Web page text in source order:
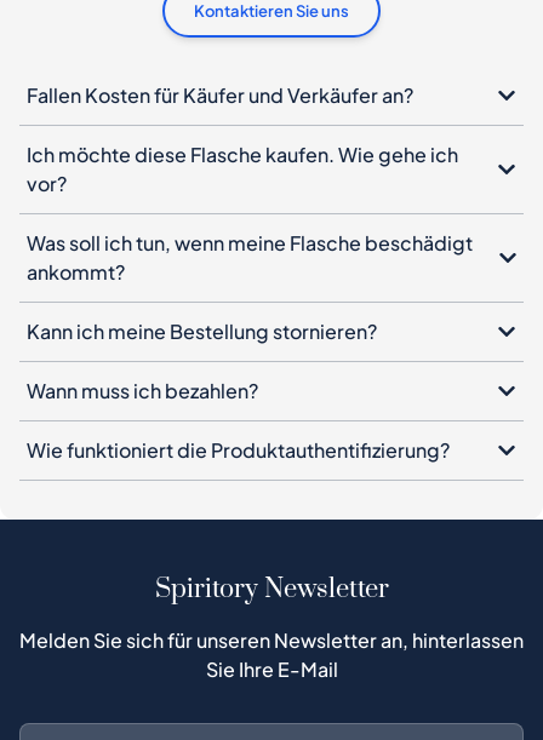
Kontaktieren Sie uns
Fallen Kosten für Käufer und Verkäufer an?
Ich möchte diese Flasche kaufen. Wie gehe ich
vor?
Was soll ich tun, wenn meine Flasche beschädigt
ankommt?
Kann ich meine Bestellung stornieren?
Wann muss ich bezahlen?
Wie funktioniert die Produktauthentifizierung?
Spiritory Newsletter
Melden Sie sich für unseren Newsletter an, hinterlassen
Sie Ihre E-Mail